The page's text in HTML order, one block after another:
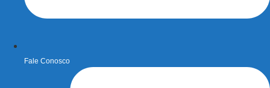
Fale Conosco